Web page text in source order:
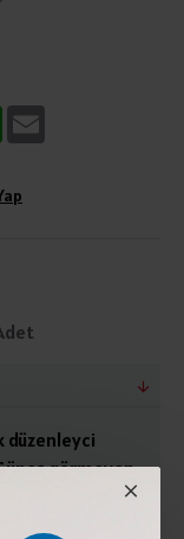
WhatsApp
düzenleyci
görmeyen,
sonra